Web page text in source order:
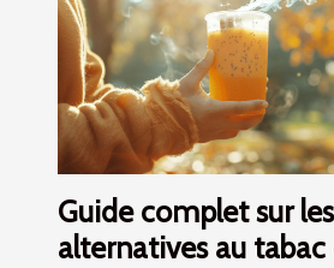
Guide complet sur les
alternatives au tabac